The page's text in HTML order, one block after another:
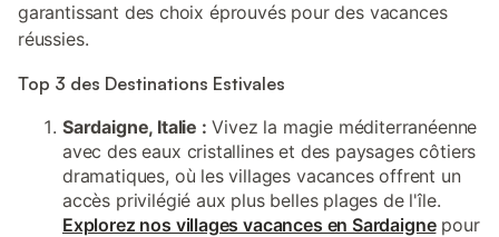
garantissant des choix éprouvés pour des vacances
réussies.
Top 3 des Destinations Estivales
Sardaigne, Italie : Vivez la magie méditerranéenne
avec des eaux cristallines et des paysages côtiers
dramatiques, où les villages vacances offrent un
accès privilégié aux plus belles plages de l'île.
Explorez nos villages vacances en Sardaignepour